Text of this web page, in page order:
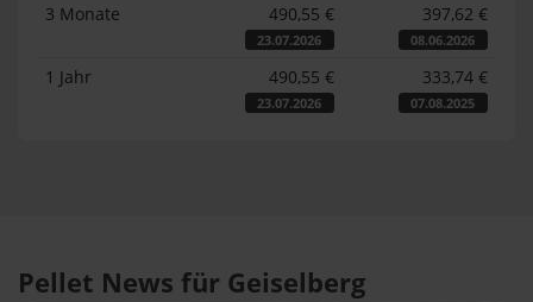
3 Monate 490,55 €
23.07.2026
397,62 €
08.06.2026
1 Jahr 490,55 €
23.07.2026
333,74 €
07.08.2025
Pellet News für Geiselberg